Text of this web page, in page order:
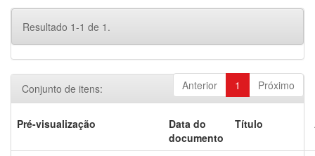
Resultado 1-1 de 1.
Anterior 1 Próximo
Conjunto de itens:
Pré-visualização
Data do
documento
Título